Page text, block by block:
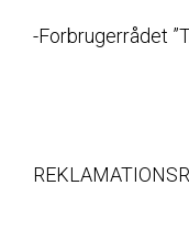
-Forbrugerrådet